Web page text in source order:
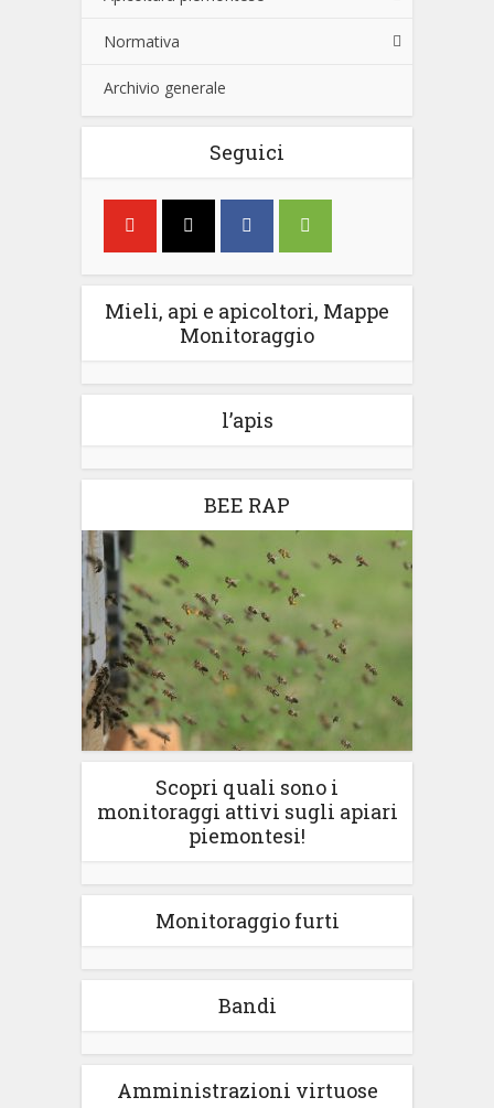
Normativa
Archivio generale
Seguici
Mieli, api e apicoltori, Mappe
Monitoraggio
l’apis
BEE RAP
Scopri quali sono i
monitoraggi attivi sugli apiari
piemontesi!
Monitoraggio furti
Bandi
Amministrazioni virtuose